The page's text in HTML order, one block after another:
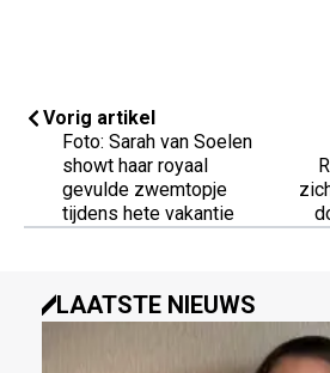
Vorig artikel
Foto: Sarah van Soelen
showt haar royaal
gevulde zwemtopje
tijdens hete vakantie
LAATSTE NIEUWS